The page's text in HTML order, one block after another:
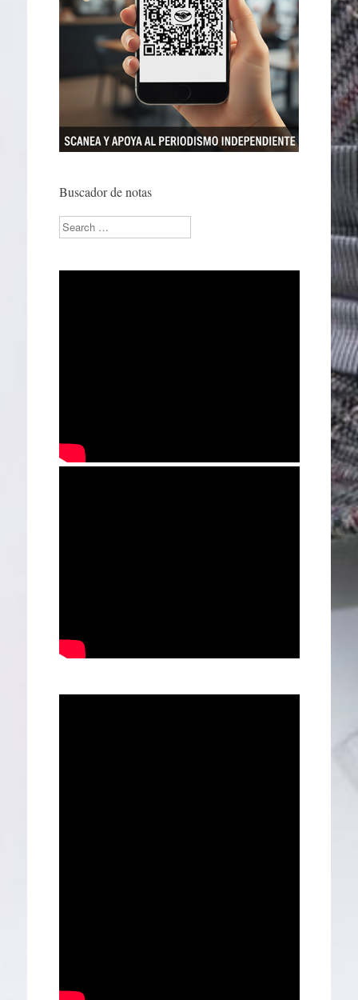
Buscador de notas
Search